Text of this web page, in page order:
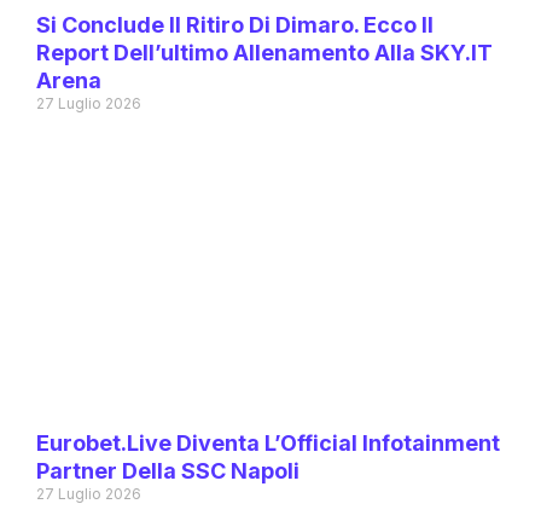
Si Conclude Il Ritiro Di Dimaro. Ecco Il
Report Dell’ultimo Allenamento Alla SKY.IT
Arena
27 Luglio 2026
Eurobet.live Diventa L’Official Infotainment
Partner Della SSC Napoli
27 Luglio 2026